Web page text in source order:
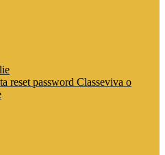
reset password Classeviva o